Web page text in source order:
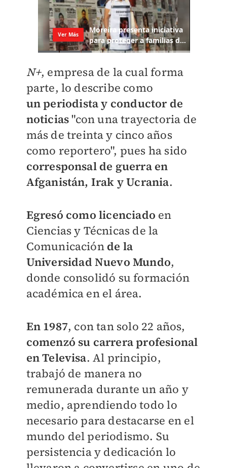
N+, empresa de la cual forma
parte, lo describe como
unperiodista y conductor de
noticias"con una trayectoria de
más de treinta y cinco años
como reportero", pues ha sido
corresponsal de guerra en
Afganistán, Irak y Ucrania.
Egresó como licenciado en
Ciencias y Técnicas de la
Comunicación de la
Universidad Nuevo Mundo,
donde consolidó su formación
académica en el área.
En 1987, con tan solo 22 años,
comenzó su carrera profesional
en Televisa. Al principio,
trabajó de manera no
remunerada durante un año y
medio, aprendiendo todo lo
necesario para destacarse en el
mundo del periodismo. Su
persistencia y dedicación lo